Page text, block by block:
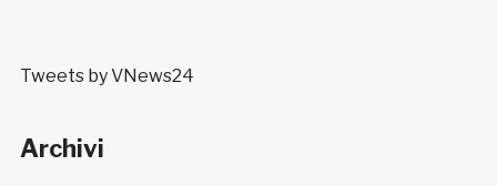
Tweets by VNews24
Archivi